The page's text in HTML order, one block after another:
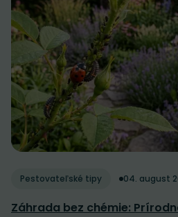
Pestovateľské tipy 04. august
Záhrada bez chémie: